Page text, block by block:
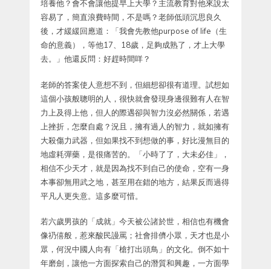
培養他？會不會讓他提早上大學？主流教育對他來說太
容易了，簡直浪費時間，不是嗎？老師低頭沉思良久
後，才緩緩回應道：「我會先教他purpose of life（生
命的意義），等他17、18歲，足夠成熟了，才上大學
去。」他還反問：好趕時間咩？
老師的答案使人意想不到，但細想卻很有道理。試想如
這個小孩般聰明的人，很快就會發現身邊很難有人在智
力上及得上他，但人的際遇卻與智力沒必然關係，若遇
上挫折，怎麼自處？況且，擁有過人的智力，就如擁有
大殺傷力武器，但如果找不到想做的事，好比漫無目的
地虛耗彈藥，是很痛苦的。「小時了了，大未必佳」，
相信不少天才，就是因為找不到自己的使命，空有一身
本事卻無用武之地，甚至用在錯的地方，結果反而過得
平凡人更失意。這多麼可惜。
若六歲男孩的「成就」今天被公諸於世，相信也有機會
像礽僖般，惹來酸民謾罵；社會排儕小眾，天才也是小
眾，何況中國人向有「槍打出頭鳥」的文化。倒不如十
年磨劍，讓他一方面探索自己的潛質和興趣，一方面學